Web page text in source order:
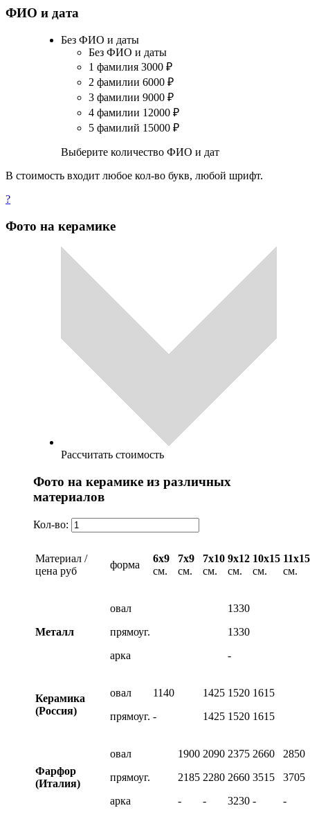
ФИО и дата
Без ФИО и даты
Без ФИО и даты
1 фамилия 3000 ₽
2 фамилии 6000 ₽
3 фамилии 9000 ₽
4 фамилии 12000 ₽
5 фамилий 15000 ₽
Выберите количество ФИО и дат
В стоимость входит любое кол-во букв, любой шрифт.
?
Фото на керамике
Рассчитать стоимость
Фото на керамике из различных
материалов
Кол-во:
Материал /
цена руб
форма
6х9
см.
7х9
см.
7х10
см.
9х12
см.
10х15
см.
11х15
см.
Металл
овал
прямоуг.
арка
1330
1330
-
Керамика
(Россия)
овал
прямоуг.
1140
-
1425
1425
1520
1520
1615
1615
Фарфор
(Италия)
овал
прямоуг.
арка
1900
2185
-
2090
2280
-
2375
2660
3230
2660
3515
-
2850
3705
-